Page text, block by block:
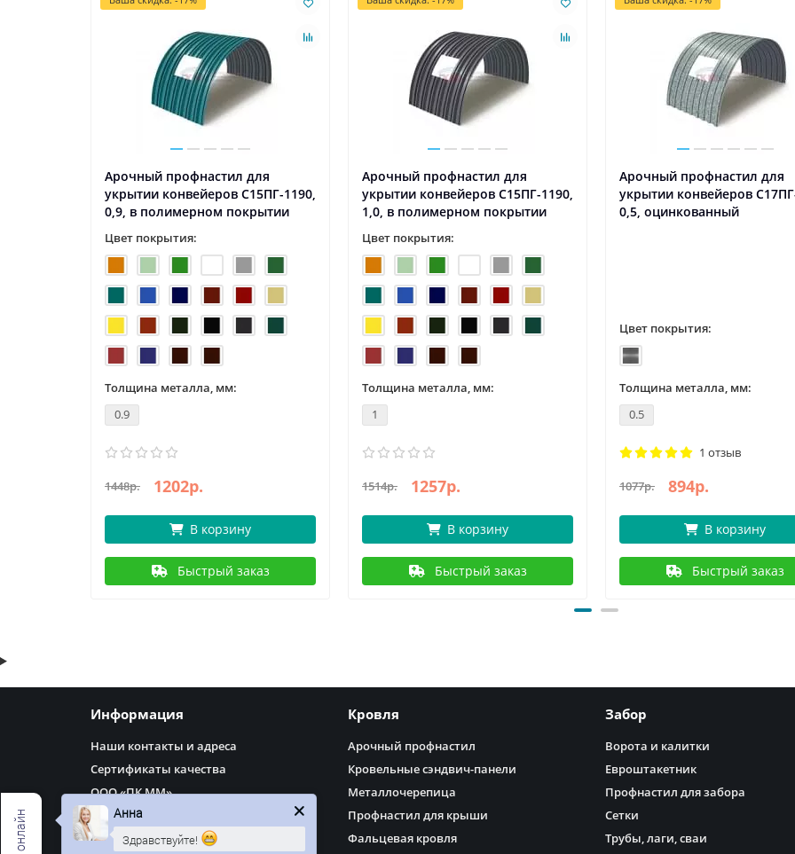
Арочный профнастил для
укрытии конвейеров С15ПГ-1190,
0,9, в полимерном покрытии
Цвет покрытия:
Толщина металла, мм:
0.9
1448р. 1202р.
В корзину
Быстрый заказ
Арочный профнастил для
укрытии конвейеров С15ПГ-1190,
1,0, в полимерном покрытии
Цвет покрытия:
Толщина металла, мм:
1
1514р. 1257р.
В корзину
Быстрый заказ
Арочный профнастил для
укрытии конвейеров
0,5, оцинкованный
Цвет покрытия:
Толщина металла, мм:
0.5
1 отзыв
1077р. 894р.
В корзину
Быстрый заказ
Информация
Наши контакты и адреса
Сертификаты качества
ООО «ПК ММ»
Доставка
Оплата
Кровля
Арочный профнастил
Кровельные сэндвич-панели
Металлочерепица
Профнастил для крыши
Фальцевая кровля
Забор
Ворота и калитки
Евроштакетник
Профнастил для забора
Сетки
Трубы, лаги, сваи
Анна
Здравствуйте!